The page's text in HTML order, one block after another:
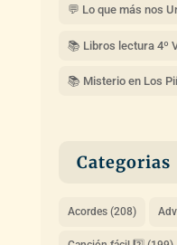
💬 Lo que más nos
📚 Libros lectura 4º
📚 Misterio en Los
Categorias
Acordes(208)